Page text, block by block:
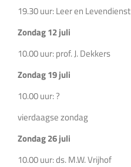
19.30 uur: Leer en Levendienst
Zondag 12 juli
10.00 uur: prof. J. Dekkers
Zondag 19 juli
10.00 uur: ?
vierdaagse zondag
Zondag 26 juli
10.00 uur: ds. M.W. Vrijhof